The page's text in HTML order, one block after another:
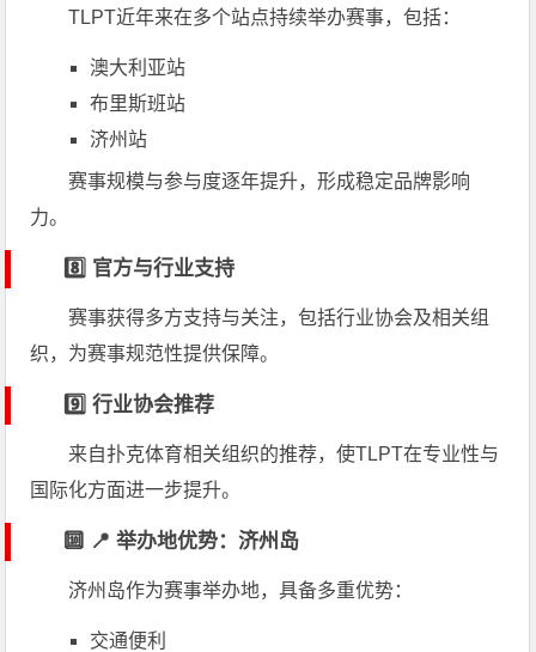
TLPT近年来在多个站点持续举办赛事，包括：
澳大利亚站
布里斯班站
济州站
赛事规模与参与度逐年提升，形成稳定品牌影响
力。
8️⃣ 官方与行业支持
赛事获得多方支持与关注，包括行业协会及相关组
织，为赛事规范性提供保障。
9️⃣ 行业协会推荐
来自扑克体育相关组织的推荐，使TLPT在专业性与
国际化方面进一步提升。
🔟 📍 举办地优势：济州岛
济州岛作为赛事举办地，具备多重优势：
交通便利